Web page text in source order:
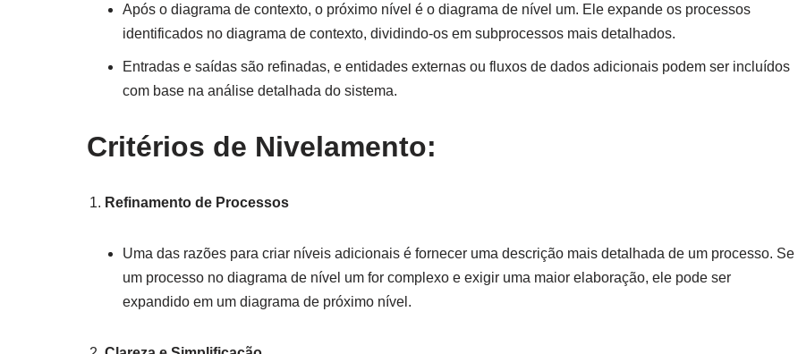
Após o diagrama de contexto, o próximo nível é o diagrama de nível um. Ele expande os processos
identificados no diagrama de contexto, dividindo-os em subprocessos mais detalhados.
Entradas e saídas são refinadas, e entidades externas ou fluxos de dados adicionais podem ser incluídos
com base na análise detalhada do sistema.
Critérios de Nivelamento:
Refinamento de Processos
Uma das razões para criar níveis adicionais é fornecer uma descrição mais detalhada de um processo. Se
um processo no diagrama de nível um for complexo e exigir uma maior elaboração, ele pode ser
expandido em um diagrama de próximo nível.